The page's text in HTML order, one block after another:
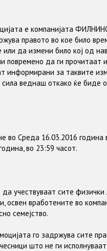
е компанијата
правото во кое било
да измени било кој од
повремено да ги
информирани за таквите
веднаш откако ќе биде
во Среда 16.03.2016
во 23:59 часот.
учествуваат сите физички
освен вработените во
семејство.
го задржува сите
што не ги